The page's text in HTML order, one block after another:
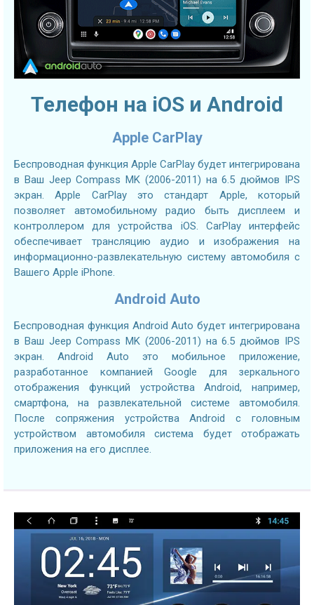
Телефон на iOS и Android
Apple CarPlay
Беспроводная функция Apple CarPlay будет интегрирована
в Ваш Jeep Compass MK (2006-2011) на 6.5 дюймов IPS
экран. Apple CarPlay это стандарт Apple, который
позволяет автомобильному радио быть дисплеем и
контроллером для устройства iOS. CarPlay интерфейс
обеспечивает трансляцию аудио и изображения на
информационно-развлекательную систему автомобиля с
Вашего Apple iPhone.
Android Auto
Беспроводная функция Android Auto будет интегрирована
в Ваш Jeep Compass MK (2006-2011) на 6.5 дюймов IPS
экран. Android Auto это мобильное приложение,
разработанное компанией Google для зеркального
отображения функций устройства Android, например,
смартфона, на развлекательной системе автомобиля.
После сопряжения устройства Android с головным
устройством автомобиля система будет отображать
приложения на его дисплее.